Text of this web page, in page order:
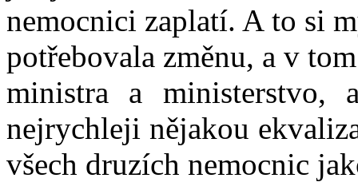
nemocnici zaplatí. A to si
potřebovala změnu, a v
ministra a
nejrychleji nějakou
všech druzích nemocnic